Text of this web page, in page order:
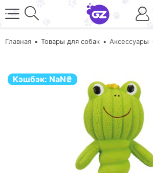
Главная Товары для собак Аксессуары
Кэшбэк: NaN₴